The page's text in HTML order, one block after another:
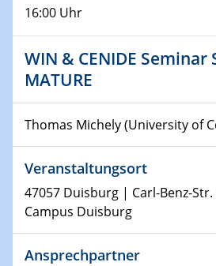
30.11.-0001 - 06.02.2025
SFB/TRR 247 Seminar
09.01.2024
15.01.2024
Bewerbungsvorrtag
Technische Chemie – Technisch-
Chemie für die Wasserforschung
23.01.2024
16:00 Uhr
WIN & CENIDE Seminar
MATURE
Thomas Michely (University of
Veranstaltungsort
47057 Duisburg | Carl-Benz-Str.
Campus Duisburg
Ansprechpartner